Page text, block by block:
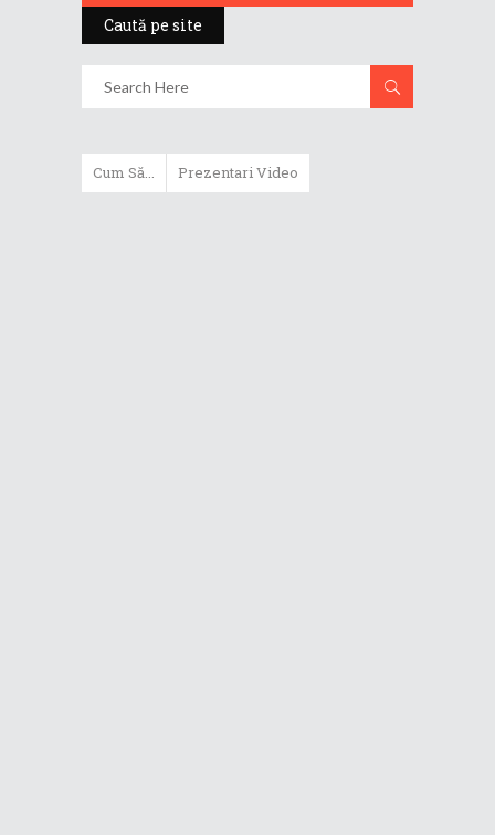
Caută pe site
Cum Să... Prezentari Video